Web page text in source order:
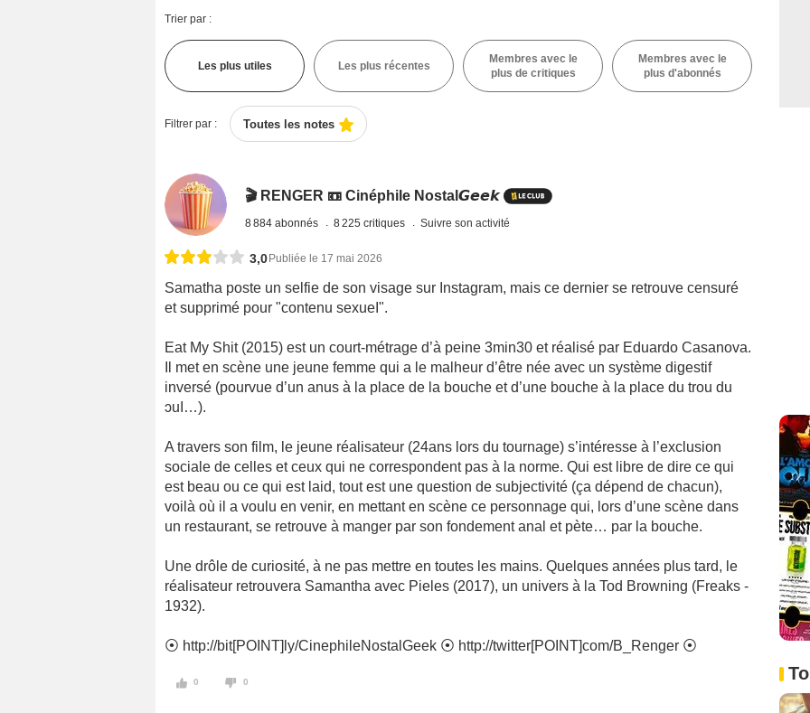
Trier par :
Les plus utiles Les plus récentes
Membres avec le
plus de critiques
Membres avec le
plus d'abonnés
Filtrer par : Toutes les notes
🎬 RENGER 📼 Cinéphile Nostal𝙂𝙚𝙚𝙠
8 884 abonnés 8 225 critiques Suivre son activité
3,0 Publiée le 17 mai 2026
Samatha poste un selfie de son visage sur Instagram, mais ce dernier se retrouve censuré
et supprimé pour "contenu sexueI".
Eat My Shit (2015) est un court-métrage d’à peine 3min30 et réalisé par Eduardo Casanova.
Il met en scène une jeune femme qui a le malheur d’être née avec un système digestif
inversé (pourvue d’un anus à la place de la bouche et d’une bouche à la place du trou du
ɔuI…).
A travers son film, le jeune réalisateur (24ans lors du tournage) s’intéresse à l’exclusion
sociale de celles et ceux qui ne correspondent pas à la norme. Qui est libre de dire ce qui
est beau ou ce qui est laid, tout est une question de subjectivité (ça dépend de chacun),
voilà où il a voulu en venir, en mettant en scène ce personnage qui, lors d’une scène dans
un restaurant, se retrouve à manger par son fondement anal et pète… par la bouche.
Une drôle de curiosité, à ne pas mettre en toutes les mains. Quelques années plus tard, le
réalisateur retrouvera Samantha avec Pieles (2017), un univers à la Tod Browning (Freaks -
1932).
⦿ http://bit[POINT]ly/CinephileNostalGeek ⦿ http://twitter[POINT]com/B_Renger ⦿
0 0